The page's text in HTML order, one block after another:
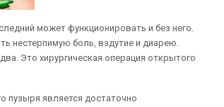
может функционировать и без него.
нестерпимую боль, вздутие и диарею.
Это хирургическая операция открытого
пузыря является достаточно